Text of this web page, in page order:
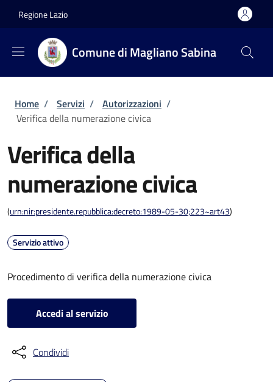
Regione Lazio
Comune di Magliano Sabina
Briciole di pane
Home / Servizi / Autorizzazioni /
Verifica della numerazione civica
Verifica della
numerazione civica
(urn:nir:presidente.repubblica:decreto:1989-05-30;223~art43)
Servizio attivo
Procedimento di verifica della numerazione civica
Accedi al servizio
Condividi